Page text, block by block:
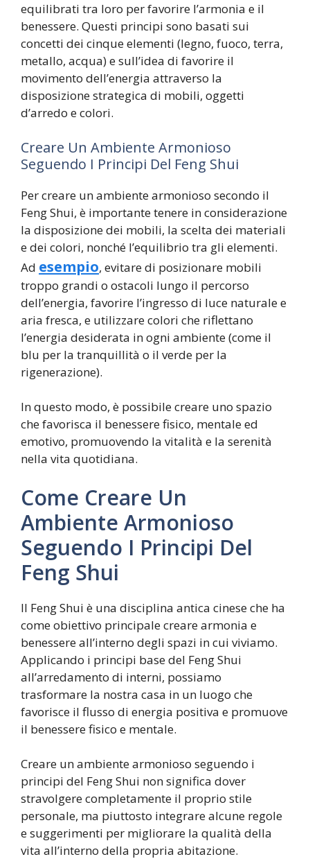
equilibrati tra loro per favorire l’armonia e il
benessere. Questi principi sono basati sui
concetti dei cinque elementi (legno, fuoco, terra,
metallo, acqua) e sull’idea di favorire il
movimento dell’energia attraverso la
disposizione strategica di mobili, oggetti
d’arredo e colori.
Creare Un Ambiente Armonioso
Seguendo I Principi Del Feng Shui
Per creare un ambiente armonioso secondo il
Feng Shui, è importante tenere in considerazione
la disposizione dei mobili, la scelta dei materiali
e dei colori, nonché l’equilibrio tra gli elementi.
Ad esempio, evitare di posizionare mobili
troppo grandi o ostacoli lungo il percorso
dell’energia, favorire l’ingresso di luce naturale e
aria fresca, e utilizzare colori che riflettano
l’energia desiderata in ogni ambiente (come il
blu per la tranquillità o il verde per la
rigenerazione).
In questo modo, è possibile creare uno spazio
che favorisca il benessere fisico, mentale ed
emotivo, promuovendo la vitalità e la serenità
nella vita quotidiana.
Come Creare Un
Ambiente Armonioso
Seguendo I Principi Del
Feng Shui
Il Feng Shui è una disciplina antica cinese che ha
come obiettivo principale creare armonia e
benessere all’interno degli spazi in cui viviamo.
Applicando i principi base del Feng Shui
all’arredamento di interni, possiamo
trasformare la nostra casa in un luogo che
favorisce il flusso di energia positiva e promuove
il benessere fisico e mentale.
Creare un ambiente armonioso seguendo i
principi del Feng Shui non significa dover
stravolgere completamente il proprio stile
personale, ma piuttosto integrare alcune regole
e suggerimenti per migliorare la qualità della
vita all’interno della propria abitazione.